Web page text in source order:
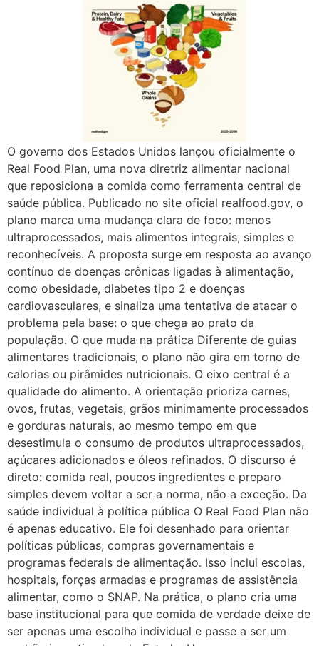
O governo dos Estados Unidos lançou oficialmente o
Real Food Plan, uma nova diretriz alimentar nacional
que reposiciona a comida como ferramenta central de
saúde pública. Publicado no site oficial realfood.gov, o
plano marca uma mudança clara de foco: menos
ultraprocessados, mais alimentos integrais, simples e
reconhecíveis. A proposta surge em resposta ao avanço
contínuo de doenças crônicas ligadas à alimentação,
como obesidade, diabetes tipo 2 e doenças
cardiovasculares, e sinaliza uma tentativa de atacar o
problema pela base: o que chega ao prato da
população. O que muda na prática Diferente de guias
alimentares tradicionais, o plano não gira em torno de
calorias ou pirâmides nutricionais. O eixo central é a
qualidade do alimento. A orientação prioriza carnes,
ovos, frutas, vegetais, grãos minimamente processados
e gorduras naturais, ao mesmo tempo em que
desestimula o consumo de produtos ultraprocessados,
açúcares adicionados e óleos refinados. O discurso é
direto: comida real, poucos ingredientes e preparo
simples devem voltar a ser a norma, não a exceção. Da
saúde individual à política pública O Real Food Plan não
é apenas educativo. Ele foi desenhado para orientar
políticas públicas, compras governamentais e
programas federais de alimentação. Isso inclui escolas,
hospitais, forças armadas e programas de assistência
alimentar, como o SNAP. Na prática, o plano cria uma
base institucional para que comida de verdade deixe de
ser apenas uma escolha individual e passe a ser um